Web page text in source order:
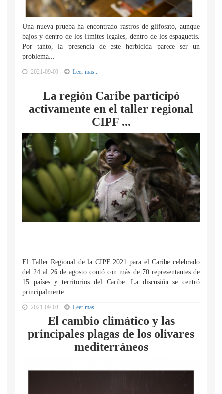
Una nueva prueba ha encontrado rastros de glifosato, aunque
bajos y dentro de los límites legales, dentro de los espaguetis.
Por tanto, la presencia de este herbicida parece ser un
problema...
2021-09-09 Leer mas...
La región Caribe participó
activamente en el taller regional
CIPF ...
El Taller Regional de la CIPF 2021 para el Caribe celebrado
del 24 al 26 de agosto contó con más de 70 representantes de
15 países y territorios del Caribe. La discusión se centró
principalmente...
2021-09-08 Leer mas...
El cambio climático y las
principales plagas de los olivares
mediterráneos